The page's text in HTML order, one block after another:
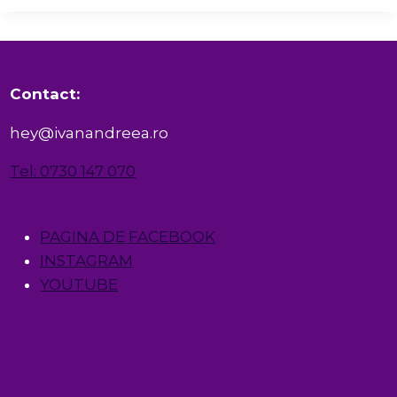
Contact:
hey@ivanandreea.ro
Tel: 0730 147 070
PAGINA DE FACEBOOK
INSTAGRAM
YOUTUBE